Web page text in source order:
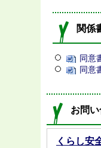
関係
同意
同意
お問
くらし安